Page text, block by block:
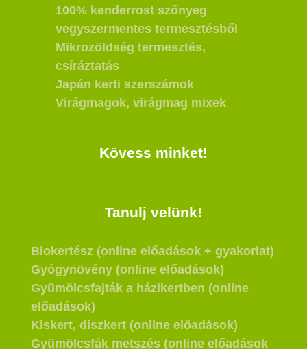
100% kenderrost szőnyeg
vegyszermentes termesztésből
Mikrozöldség termesztés,
csíráztatás
Japán kerti szerszámok
Virágmagok, virágmag mixek
Kövess minket!
Tanulj velünk!
Biokertész (online előadások + gyakorlat)
Gyógynövény (online előadások)
Gyümölcsfajták a házikertben (online
előadások)
Kiskert, díszkert (online előadások)
Gyümölcsfák metszés (online előadások